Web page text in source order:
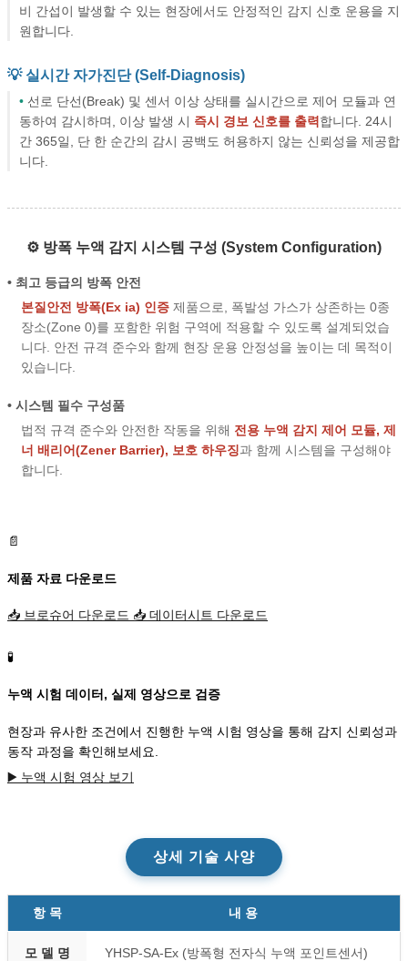
비 간섭이 발생할 수 있는 현장에서도 안정적인 감지 신호 운용을 지
원합니다.
💡 실시간 자가진단 (Self-Diagnosis)
• 선로 단선(Break) 및 센서 이상 상태를 실시간으로 제어 모듈과 연
동하여 감시하며, 이상 발생 시 즉시 경보 신호를 출력 합니다. 24시
간 365일, 단 한 순간의 감시 공백도 허용하지 않는 신뢰성을 제공합
니다.
⚙️ 방폭 누액 감지 시스템 구성 (System Configuration)
• 최고 등급의 방폭 안전
본질안전 방폭(Ex ia) 인증 제품으로, 폭발성 가스가 상존하는 0종
장소(Zone 0)를 포함한 위험 구역에 적용할 수 있도록 설계되었습
니다. 안전 규격 준수와 함께 현장 운용 안정성을 높이는 데 목적이
있습니다.
• 시스템 필수 구성품
법적 규격 준수와 안전한 작동을 위해 전용 누액 감지 제어 모듈, 제
너 배리어(Zener Barrier), 보호 하우징과 함께 시스템을 구성해야
합니다.
📄
제품 자료 다운로드
📥 브로슈어 다운로드 📥 데이터시트 다운로드
🧪
누액 시험 데이터, 실제 영상으로 검증
현장과 유사한 조건에서 진행한 누액 시험 영상을 통해 감지 신뢰성과
동작 과정을 확인해보세요.
▶️ 누액 시험 영상 보기
상세 기술 사양
항 목 내 용
모 델 명 YHSP-SA-Ex (방폭형 전자식 누액 포인트센서)